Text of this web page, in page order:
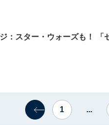
：スター・ウォーズも！
1 ...